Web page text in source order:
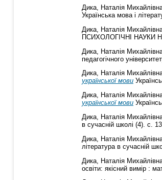
Дика, Наталія
Українська мова і
Дика, Наталія
ПСИХОЛОГІЧНІ НАУКИ
Дика, Наталія
педагогічного
Дика, Наталія
української мови
Дика, Наталія
української мови
Дика, Наталія
в сучасній школі (4). с.
Дика, Наталія
література в сучасній
Дика, Наталія
освіти: якісний вимір :